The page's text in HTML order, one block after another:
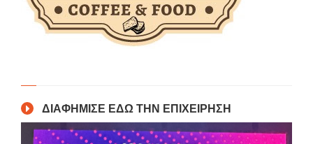
ΔΙΑΦΗΜΙΣΕ ΕΔΩ ΤΗΝ ΕΠΙΧΕΙΡΗΣΗ